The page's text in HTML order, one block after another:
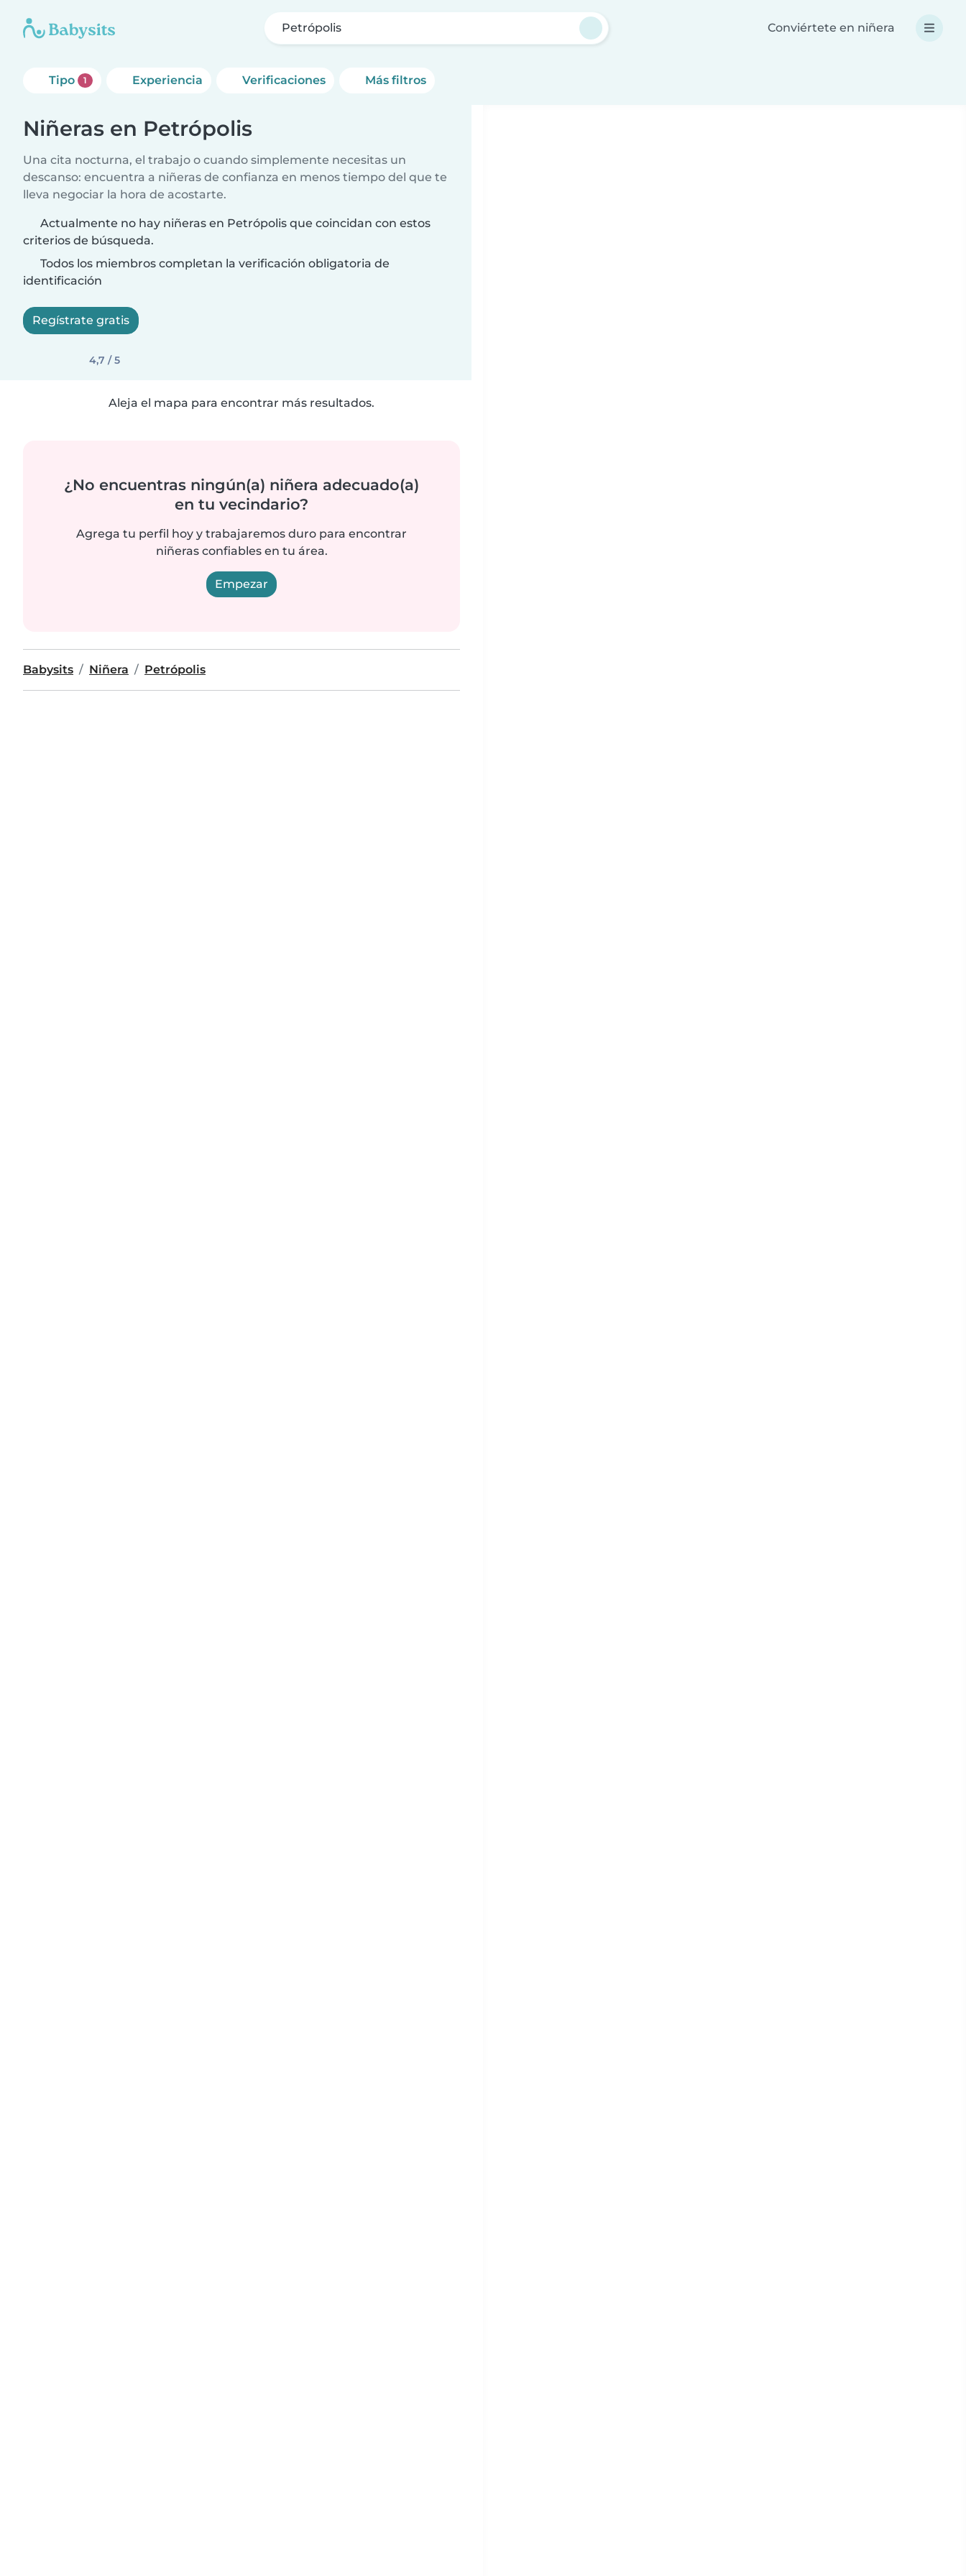
Petrópolis Conviértete en niñera
Tipo 1 Experiencia Verificaciones Más filtros
Niñeras en Petrópolis
Una cita nocturna, el trabajo o cuando simplemente necesitas un
descanso: encuentra a niñeras de confianza en menos tiempo del que te
lleva negociar la hora de acostarte.
Actualmente no hay niñeras en Petrópolis que coincidan con estos
criterios de búsqueda.
Todos los miembros completan la verificación obligatoria de
identificación
Regístrate gratis
4,7 / 5
Aleja el mapa para encontrar más resultados.
¿No encuentras ningún(a) niñera adecuado(a)
en tu vecindario?
Agrega tu perfil hoy y trabajaremos duro para encontrar
niñeras confiables en tu área.
Empezar
Babysits Niñera Petrópolis